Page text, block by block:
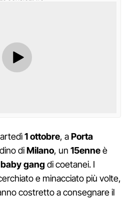
1 ottobre, aPorta
diMilano, un 15enneè
baby gang di coetanei. I
e minacciato più volte,
costretto a consegnare il